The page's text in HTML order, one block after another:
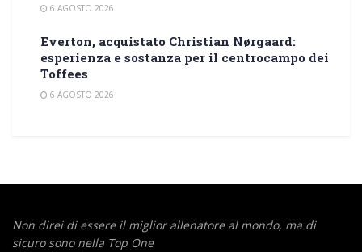
6 AGOSTO 2026
Everton, acquistato Christian Nørgaard:
esperienza e sostanza per il centrocampo dei
Toffees
6 AGOSTO 2026
Non direi di essere il miglior allenatore al mondo, ma di
sicuro sono nella Top One